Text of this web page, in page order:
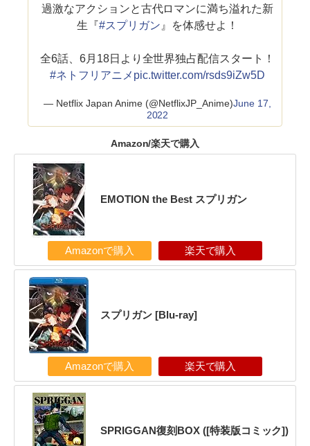
過激なアクションと古代ロマンに満ち溢れた新
生『#スプリガン 』を体感せよ！
全6話、6月18日より全世界独占配信スタート！
#ネトフリアニメ pic.twitter.com/rsds9iZw5D
— Netflix Japan Anime (@NetflixJP_Anime)June 17,
2022
Amazon/楽天で購入
EMOTION the Best スプリガン
Amazonで購入 楽天で購入
スプリガン [Blu-ray]
Amazonで購入 楽天で購入
SPRIGGAN復刻BOX ([特装版コミック])